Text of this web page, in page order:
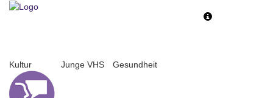
Toggle
Kultur Junge VHS Gesundheit